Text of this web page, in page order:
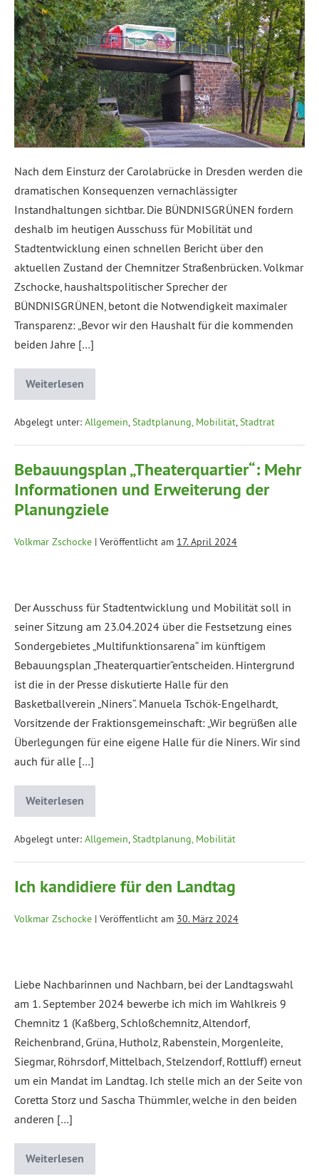
Nach dem Einsturz der Carolabrücke in Dresden werden die
dramatischen Konsequenzen vernachlässigter
Instandhaltungen sichtbar. Die BÜNDNISGRÜNEN fordern
deshalb im heutigen Ausschuss für Mobilität und
Stadtentwicklung einen schnellen Bericht über den
aktuellen Zustand der Chemnitzer Straßenbrücken. Volkmar
Zschocke, haushaltspolitischer Sprecher der
BÜNDNISGRÜNEN, betont die Notwendigkeit maximaler
Transparenz: „Bevor wir den Haushalt für die kommenden
beiden Jahre […]
Weiterlesen
Abgelegt unter: Allgemein,Stadtplanung, Mobilität,Stadtrat
Bebauungsplan „Theaterquartier“: Mehr
Informationen und Erweiterung der
Planungziele
Volkmar Zschocke | Veröffentlicht am 17. April 2024
Der Ausschuss für Stadtentwicklung und Mobilität soll in
seiner Sitzung am 23.04.2024 über die Festsetzung eines
Sondergebietes „Multifunktionsarena“ im künftigem
Bebauungsplan „Theaterquartier“entscheiden. Hintergrund
ist die in der Presse diskutierte Halle für den
Basketballverein „Niners“. Manuela Tschök-Engelhardt,
Vorsitzende der Fraktionsgemeinschaft: „Wir begrüßen alle
Überlegungen für eine eigene Halle für die Niners. Wir sind
auch für alle […]
Weiterlesen
Abgelegt unter: Allgemein,Stadtplanung, Mobilität
Ich kandidiere für den Landtag
Volkmar Zschocke | Veröffentlicht am 30. März 2024
Liebe Nachbarinnen und Nachbarn, bei der Landtagswahl
am 1. September 2024 bewerbe ich mich im Wahlkreis 9
Chemnitz 1 (Kaßberg, Schloßchemnitz, Altendorf,
Reichenbrand, Grüna, Hutholz, Rabenstein, Morgenleite,
Siegmar, Röhrsdorf, Mittelbach, Stelzendorf, Rottluff) erneut
um ein Mandat im Landtag. Ich stelle mich an der Seite von
Coretta Storz und Sascha Thümmler, welche in den beiden
anderen […]
Weiterlesen